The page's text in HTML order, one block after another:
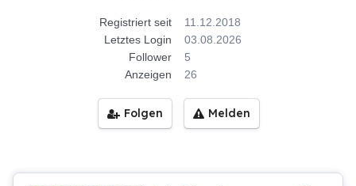
Registriert seit
11.12.2018
Letztes Login
03.08.2026
Follower
5
Anzeigen
26
Folgen Melden